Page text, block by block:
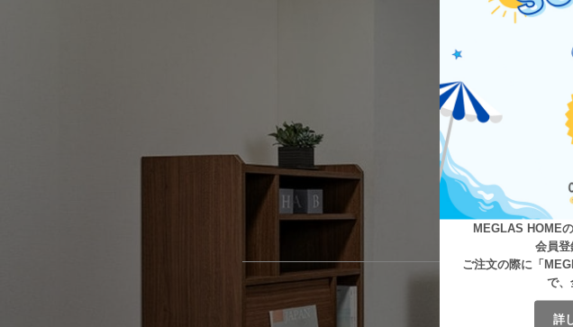
MEGLAS HOME
会員登
ご注文の際に「
で、
詳